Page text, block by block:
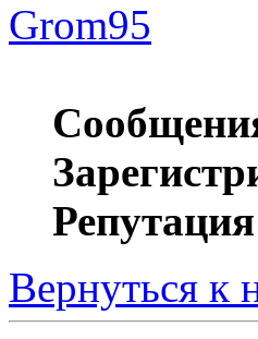
Grom95
Вернуться к